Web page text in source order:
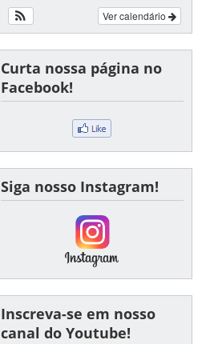
Ver calendário
Curta nossa página no
Facebook!
Siga nosso Instagram!
Inscreva-se em nosso
canal do Youtube!